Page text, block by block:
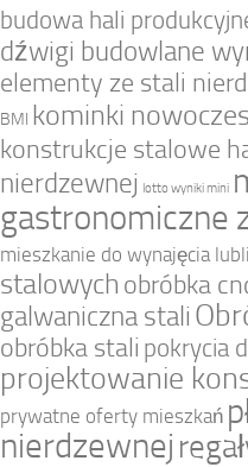
budowa hali
dźwigi budowlane
elementy ze stali
BMI kominki
konstrukcje stalowe
nierdzewnej lotto wyniki mini
gastronomiczne
mieszkanie do wynajęcia
stalowych obróbka
galwaniczna stali
obróbka stali pokrycia
projektowanie
prywatne oferty mieszkań
nierdzewnej